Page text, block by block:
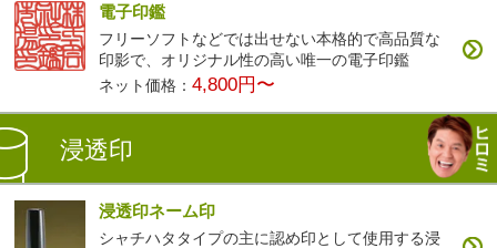
電子印鑑
フリーソフトなどでは出せない本格的で高品質な
印影で、オリジナル性の高い唯一の電子印鑑
ネット価格：4,800円〜
浸透印
浸透印ネーム印
シャチハタタイプの主に認め印として使用する浸